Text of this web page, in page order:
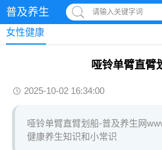
普及养生 请输入关键字词
女性健康
哑铃单臂直臂
2025-10-02 16:34:00
哑铃单臂直臂划船-普及养生网
健康养生知识和小常识